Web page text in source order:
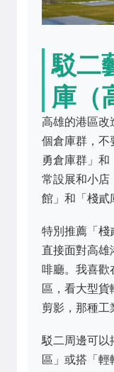
駁二
庫（
高雄的港區改
個倉庫群，不
勇倉庫群」和
常設展和小店
館」和「棧貳
特別推薦「棧
直接面對高雄
啡廳。我喜歡
區，看大型貨
剪影，那種工
駁二周邊可以
區」或搭「輕